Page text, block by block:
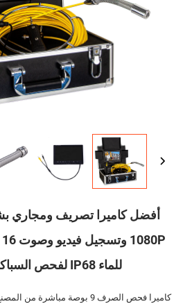
للماء IP68 لفحص السباكة المنزلية